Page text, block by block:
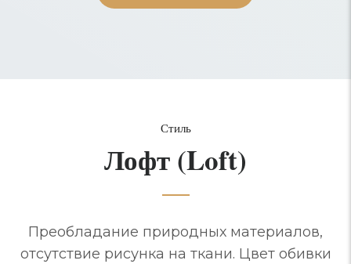
Стиль
Лофт (Loft)
Преобладание природных материалов,
отсутствие рисунка на ткани. Цвет обивки